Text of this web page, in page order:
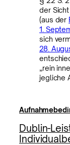
der
(aus der
1.
sich
28.
„rein
jegliche
Dublin-